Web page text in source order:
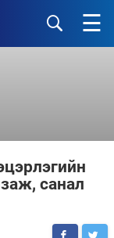
☰
санал